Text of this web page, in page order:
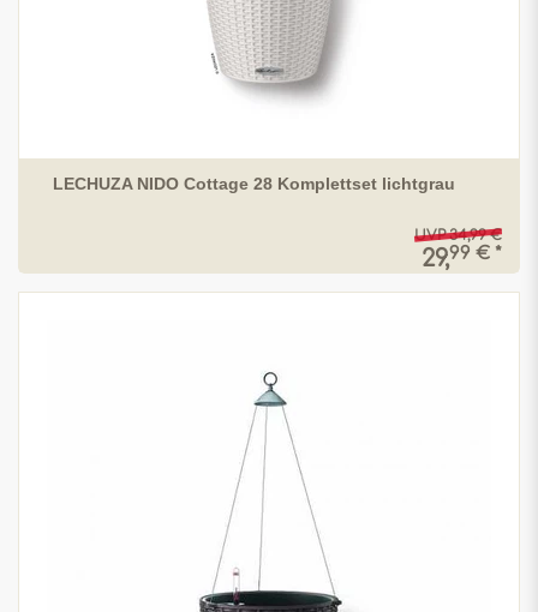
LECHUZA NIDO Cottage 28 Komplettset lichtgrau
UVP 34,99 €
29,99 € *